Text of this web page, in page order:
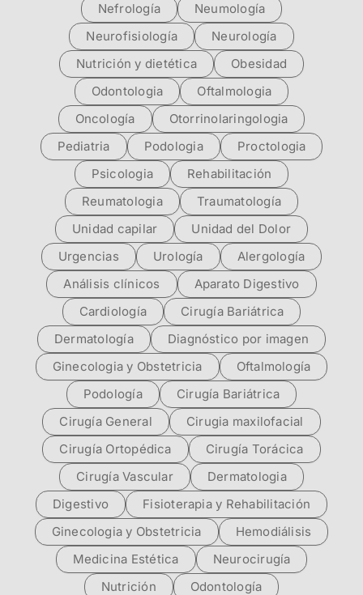
Nefrología
Neumología
Neurofisiología
Neurología
Nutrición y dietética
Obesidad
Odontologia
Oftalmologia
Oncología
Otorrinolaringologia
Pediatria
Podologia
Proctologia
Psicologia
Rehabilitación
Reumatologia
Traumatología
Unidad capilar
Unidad del Dolor
Urgencias
Urología
Alergología
Análisis clínicos
Aparato Digestivo
Cardiología
Cirugía Bariátrica
Dermatología
Diagnóstico por imagen
Ginecologia y Obstetricia
Oftalmología
Podología
Cirugía Bariátrica
Cirugía General
Cirugia maxilofacial
Cirugía Ortopédica
Cirugía Torácica
Cirugía Vascular
Dermatologia
Digestivo
Fisioterapia y Rehabilitación
Ginecologia y Obstetricia
Hemodiálisis
Medicina Estética
Neurocirugía
Nutrición
Odontología